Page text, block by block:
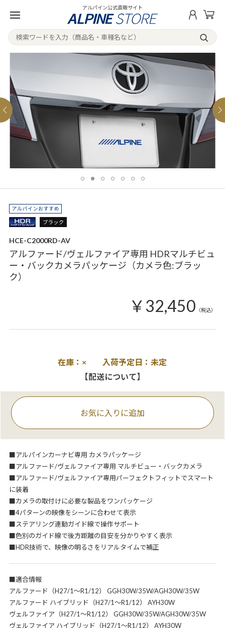
アルパイン公式直販サイト
HCE-C2000RD-AV
アルファード/ヴェルファイア専用 HDRマルチビュ
ー・バックカメラパッケージ（カメラ色:ブラッ
ク）
￥32,450 （税込）
在庫：× 入荷予定日：未定
【配送について】
お気に入りに追加
■アルパインカーナビ専用 カメラパッケージ
■アルファード/ヴェルファイア専用 マルチビュー・バックカメラ
■アルファード/ヴェルファイア専用パーフェクトフィットでスマート
に装着
■カメラの取付けに必要な製品をワンパッケージ
■4パターンの映像をシーンに合わせて表示
■ステアリング連動ガイド線で操作サポート
■色別のガイド線で後方距離の目安を分かりやすく表示
■HDR技術で、映像の明るさをリアルタイムで補正
■適合情報
アルファード（H27/1～R1/12） GGH30W/35W/AGH30W/35W
アルファード ハイブリッド（H27/1～R1/12） AYH30W
ヴェルファイア（H27/1～R1/12） GGH30W/35W/AGH30W/35W
ヴェルファイア ハイブリッド（H27/1～R1/12） AYH30W